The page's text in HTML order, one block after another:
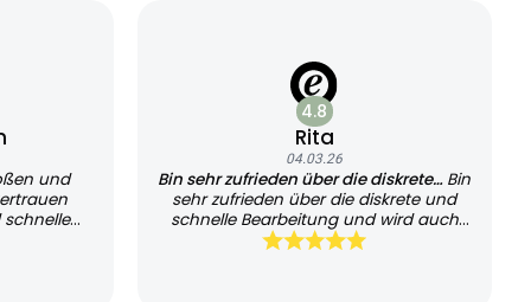
und
schnelle
4.8
Rita
04.03.26
Bin sehr zufrieden über die diskrete… Bin
sehr zufrieden über die diskrete und
schnelle Bearbeitung und wird auch
sehr schnell geliefert, kann es jedem